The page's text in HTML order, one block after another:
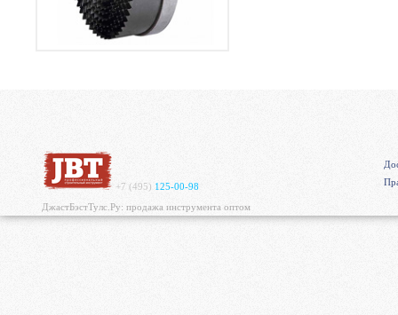
+7 (495) 125-00-98
ДжастБэстТулс.Ру: продажа инструмента оптом